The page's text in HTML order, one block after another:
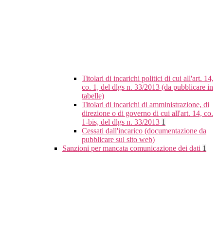
Titolari di incarichi politici di cui all'art. 14,
co. 1, del dlgs n. 33/2013 (da pubblicare in
tabelle)
Titolari di incarichi di amministrazione, di
direzione o di governo di cui all'art. 14, co.
1-bis, del dlgs n. 33/2013 1
Cessati dall'incarico (documentazione da
pubblicare sul sito web)
Sanzioni per mancata comunicazione dei dati 1